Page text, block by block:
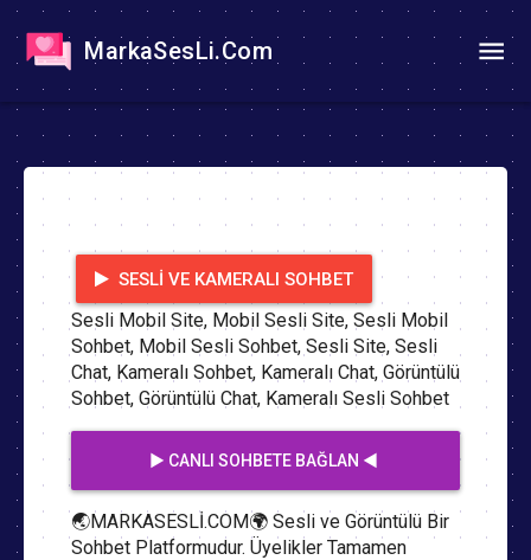
MarkaSesLi.Com
SESLI VE KAMERALI SOHBET
Sesli Mobil Site, Mobil Sesli Site, Sesli Mobil
Sohbet, Mobil Sesli Sohbet, Sesli Site, Sesli
Chat, Kameralı Sohbet, Kameralı Chat, Görüntülü
Sohbet, Görüntülü Chat, Kameralı Sesli Sohbet
▶️ CANLI SOHBETE BAĞLAN ◀️
🌏MARKASESLİ.COM🌍 Sesli ve Görüntülü Bir
Sohbet Platformudur. Üyelikler Tamamen